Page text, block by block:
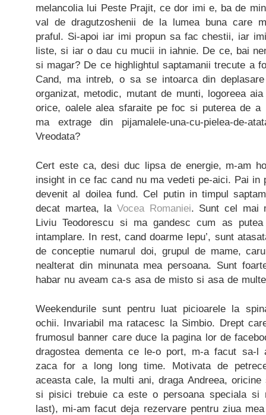
melancolia lui Peste Prajit, ce dor imi e, ba de
val de dragutzoshenii de la lumea buna care
praful. Si-apoi iar imi propun sa fac chestii, iar
liste, si iar o dau cu mucii in iahnie. De ce, bai
si magar? De ce highlightul saptamanii trecute a
Cand, ma intreb, o sa se intoarca din
organizat, metodic, mutant de munti, logoreea
orice, oalele alea sfaraite pe foc si puterea de
ma extrage din pijamalele-una-cu-pielea-de-
Vreodata?
Cert este ca, desi duc lipsa de energie, m-am
insight in ce fac cand nu ma vedeti pe-aici. Pai in
devenit al doilea fund. Cel putin in timpul
decat martea, la Vocea Romaniei. Sunt cel mai
Liviu Teodorescu si ma gandesc cum as
intamplare. In rest, cand doarme Iepu’, sunt
de conceptie numarul doi, grupul de mame,
nealterat din minunata mea persoana. Sunt
habar nu aveam ca-s asa de misto si asa de
Weekendurile sunt pentru luat picioarele la
ochii. Invariabil ma ratacesc la Simbio. Drept
frumosul banner care duce la pagina lor de
dragostea dementa ce le-o port, m-a facut sa-
zaca for a long long time. Motivata de
aceasta cale, la multi ani, draga Andreea,
si pisici trebuie ca este o persoana speciala
last), mi-am facut deja rezervare pentru ziua